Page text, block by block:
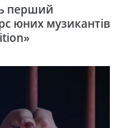
перший
юних музикантів